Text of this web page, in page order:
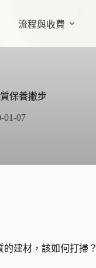
流程與收費
保養撇步
01-07
建材，該如何打掃？